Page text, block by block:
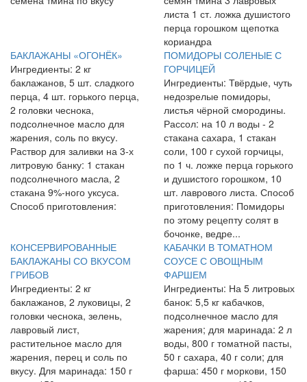
листа 1 ст. ложка душистого
перца горошком щепотка
кориандра
БАКЛАЖАНЫ «ОГОНЁК»
Ингредиенты: 2 кг
баклажанов, 5 шт. сладкого
перца, 4 шт. горького перца,
2 головки чеснока,
подсолнечное масло для
жарения, соль по вкусу.
Раствор для заливки на 3-х
литровую банку: 1 стакан
подсолнечного масла, 2
стакана 9%-ного уксуса.
Способ приготовления:
ПОМИДОРЫ СОЛЕНЫЕ С
ГОРЧИЦЕЙ
Ингредиенты: Твёрдые, чуть
недозрелые помидоры,
листья чёрной смородины.
Рассол: на 10 л воды - 2
стакана сахара, 1 стакан
соли, 100 г сухой горчицы,
по 1 ч. ложке перца горького
и душистого горошком, 10
шт. лаврового листа. Способ
приготовления: Помидоры
по этому рецепту солят в
бочонке, ведре...
КОНСЕРВИРОВАННЫЕ
БАКЛАЖАНЫ СО ВКУСОМ
ГРИБОВ
Ингредиенты: 2 кг
баклажанов, 2 луковицы, 2
головки чеснока, зелень,
лавровый лист,
растительное масло для
жарения, перец и соль по
вкусу. Для маринада: 150 г
КАБАЧКИ В ТОМАТНОМ
СОУСЕ С ОВОЩНЫМ
ФАРШЕМ
Ингредиенты: На 5 литровых
банок: 5,5 кг кабачков,
подсолнечное масло для
жарения; для маринада: 2 л
воды, 800 г томатной пасты,
50 г сахара, 40 г соли; для
фарша: 450 г моркови, 150